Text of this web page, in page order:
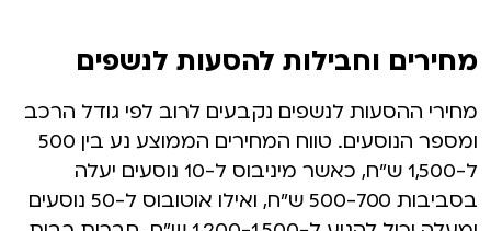
מחירים וחבילות להסעות לנשפים
מחירי ההסעות לנשפים נקבעים לרוב לפי גודל הרכב
ומספר הנוסעים. טווח המחירים הממוצע נע בין 500
ל-1,500 ש"ח, כאשר מיניבוס ל-10 נוסעים יעלה
בסביבות 500-700 ש"ח, ואילו אוטובוס ל-50 נוסעים